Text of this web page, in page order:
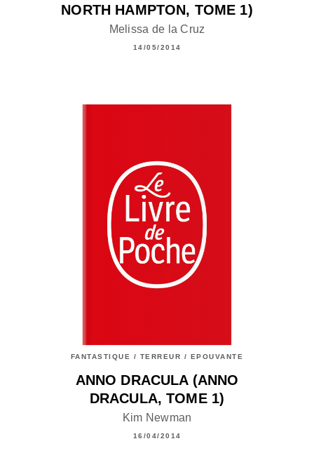
NORTH HAMPTON, TOME 1)
Melissa de la Cruz
14/05/2014
FANTASTIQUE / TERREUR / EPOUVANTE
ANNO DRACULA (ANNO
DRACULA, TOME 1)
Kim Newman
16/04/2014